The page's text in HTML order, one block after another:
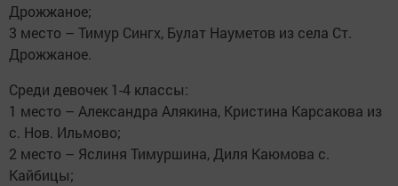
Дрожжаное;
3 место – Тимур Сингх, Булат Науметов из села Ст.
Дрожжаное.
Среди девочек 1-4 классы:
1 место – Александра Алякина, Кристина Карсакова из
с. Нов. Ильмово;
2 место – Яслиня Тимуршина, Диля Каюмова с.
Кайбицы;